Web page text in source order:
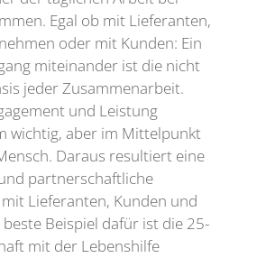
Egal ob mit Lieferanten,
oder mit Kunden: Ein
miteinander ist die nicht
jeder Zusammenarbeit.
und Leistung
wichtig, aber im Mittelpunkt
Daraus resultiert eine
partnerschaftliche
Lieferanten, Kunden und
Beispiel dafür ist die 25-
mit der Lebenshilfe